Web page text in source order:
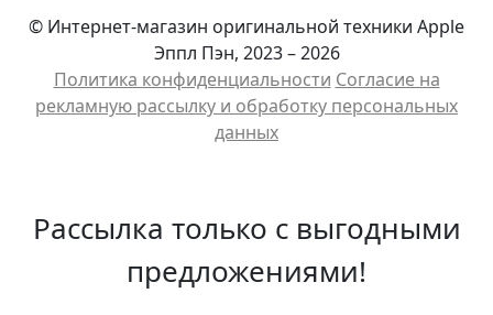
© Интернет-магазин оригинальной техники Apple
Эппл Пэн, 2023 – 2026
Политика конфиденциальности Cогласие на
рекламную рассылку и обработку персональных
данных
Рассылка только с выгодными
предложениями!